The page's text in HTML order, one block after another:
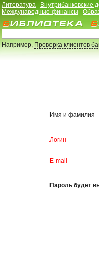
Литература
Внутрибанковские
Международные финансы
Например,Проверка клиентов
Имя и фамилия
Логин
E-mail
Пароль будет